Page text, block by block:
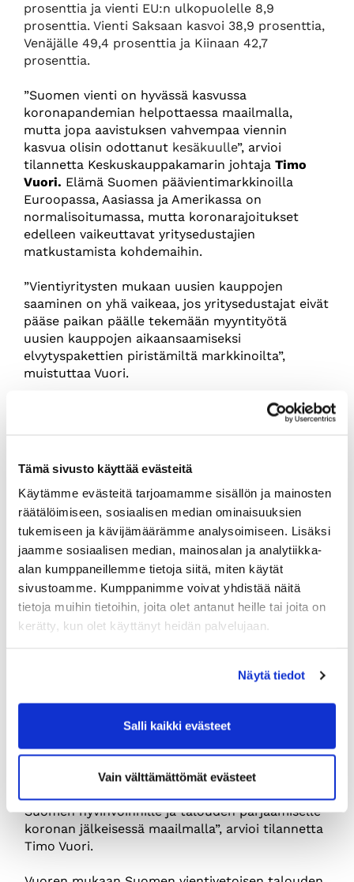
Tämä sivusto käyttää evästeitä
Käytämme evästeitä tarjoamamme sisällön ja mainosten
räätälöimiseen, sosiaalisen median ominaisuuksien
tukemiseen ja kävijämäärämme analysoimiseen. Lisäksi
jaamme sosiaalisen median, mainosalan ja analytiikka-
alan kumppaneillemme tietoja siitä, miten käytät
sivustoamme. Kumppanimme voivat yhdistää näitä
tietoja muihin tietoihin, joita olet antanut heille tai joita on
kerätty, kun olet käyttänyt heidän palvelujaan.
Näytä tiedot
Salli kaikki evästeet
Vain välttämättömät evästeet
prosenttia ja vienti EU:n ulkopuolelle 8,9
prosenttia. Vienti Saksaan kasvoi 38,9 prosenttia,
Venäjälle 49,4 prosenttia ja Kiinaan 42,7
prosenttia.
”Suomen vienti on hyvässä kasvussa
koronapandemian helpottaessa maailmalla,
mutta jopa aavistuksen vahvempaa viennin
kasvua olisin odottanut kesäkuulle”, arvioi
tilannetta Keskuskauppakamarin johtaja Timo
Vuori. Elämä Suomen päävientimarkkinoilla
Euroopassa, Aasiassa ja Amerikassa on
normalisoitumassa, mutta koronarajoitukset
edelleen vaikeuttavat yritysedustajien
matkustamista kohdemaihin.
”Vientiyritysten mukaan uusien kauppojen
saaminen on yhä vaikeaa, jos yritysedustajat eivät
pääse paikan päälle tekemään myyntityötä
uusien kauppojen aikaansaamiseksi
elvytyspakettien piristämiltä markkinoilta”,
muistuttaa Vuori.
Vuoren mukaan Suomen omatkin, tiukat
maailmalla muuttuessa.
Kohti uutta normaalia –
yhteiskuntaa ja taloutta avaten
”Lähiaikoina Suomessa on uskallettava ottaa
askelia kohti uutta normaalia, jossa ikäihmisten
ja riskiryhmien kattavan rokottamisen jälkeen
kokonaan hävinnyt meiltä ja maailmalta, koska
toipua koronasta kärsisi merkittävästi”, sanoo
”Suomen saavutettavuus maailmalla rakentuu
pitkälti toimivan laiva- ja lentoliikenteen varaan,
Suomen hyvinvoinnille ja talouden pärjäämiselle
koronan jälkeisessä maailmalla”, arvioi tilannetta
Timo Vuori.